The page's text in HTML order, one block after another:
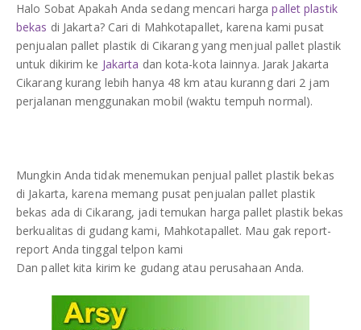
Strapping Band
Plastik PE
DAFTAR ISI
KONTAK
Halo Sobat Apakah Anda sedang mencari harga pallet plastik
bekas di Jakarta? Cari di Mahkotapallet, karena kami pusat
penjualan pallet plastik di Cikarang yang menjual pallet plastik
untuk dikirim ke Jakarta dan kota-kota lainnya. Jarak Jakarta
Cikarang kurang lebih hanya 48 km atau kuranng dari 2 jam
perjalanan menggunakan mobil (waktu tempuh normal).
Mungkin Anda tidak menemukan penjual pallet plastik bekas
di Jakarta, karena memang pusat penjualan pallet plastik
bekas ada di Cikarang, jadi temukan harga pallet plastik bekas
berkualitas di gudang kami, Mahkotapallet. Mau gak report-
report Anda tinggal telpon kami
Dan pallet kita kirim ke gudang atau perusahaan Anda.